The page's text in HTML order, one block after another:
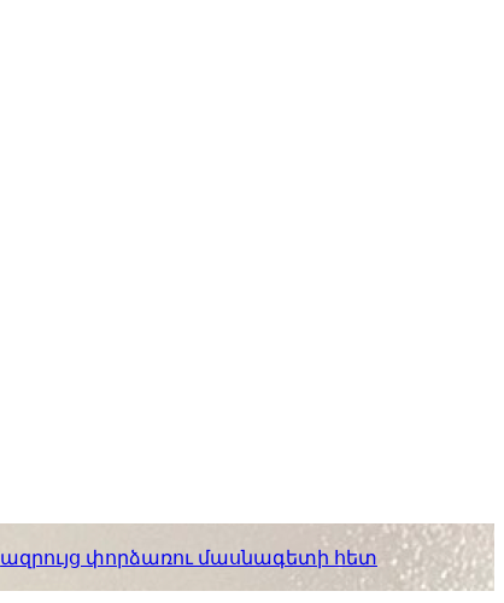
փորձառու մասնագետի հետ